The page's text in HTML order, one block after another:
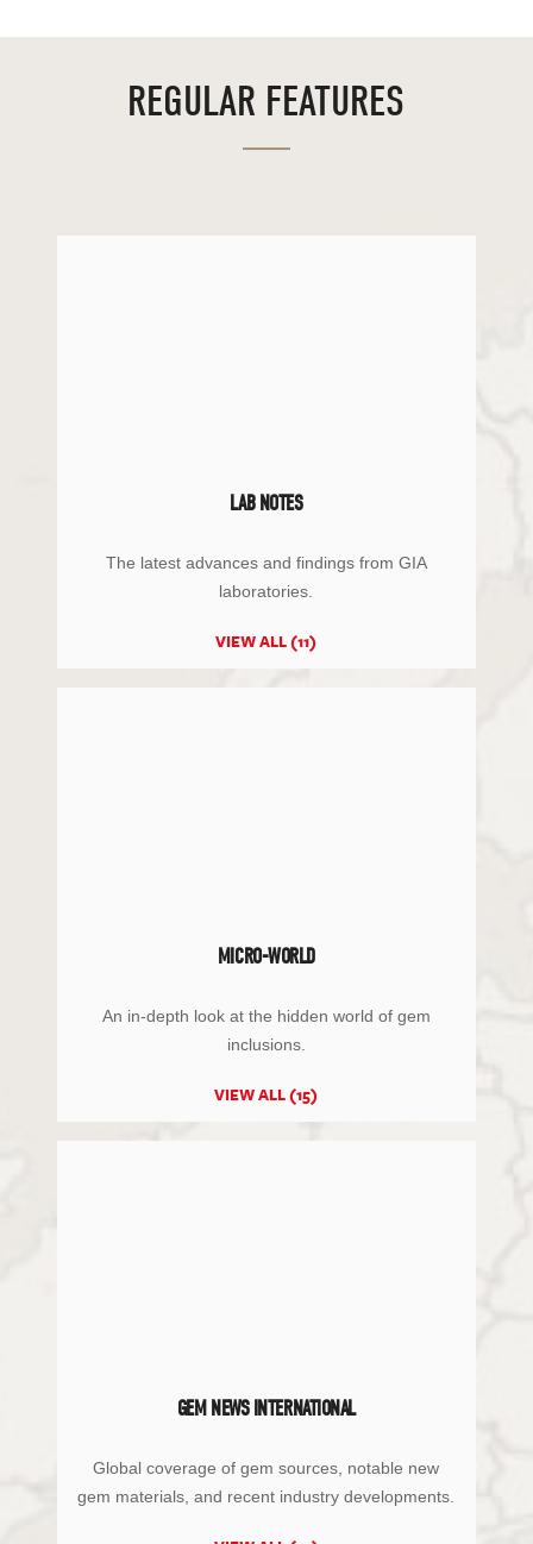
REGULAR FEATURES
LAB NOTES
The latest advances and findings from GIA
laboratories.
VIEW ALL (11)
MICRO-WORLD
An in-depth look at the hidden world of gem
inclusions.
VIEW ALL (15)
GEM NEWS INTERNATIONAL
Global coverage of gem sources, notable new
gem materials, and recent industry developments.